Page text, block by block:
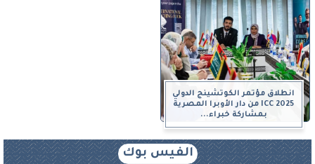
انطلاق مؤتمر الكوتشينج الدولي
ICC 2025 من دار الأوبرا المصرية
بمشاركة خبراء...
الفيس بوك